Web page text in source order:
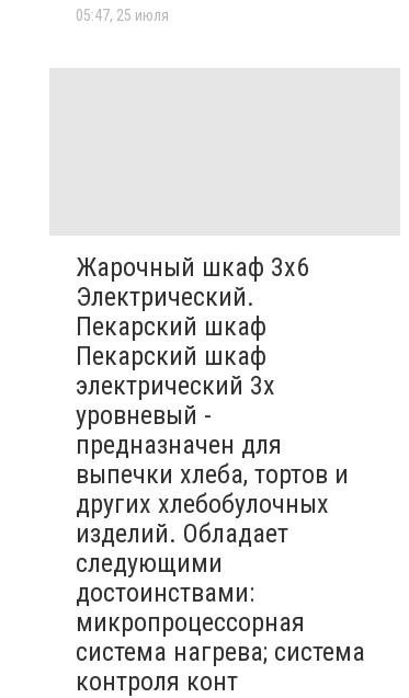
05:47, 25 июля
Жарочный шкаф 3х6
Электрический.
Пекарский шкаф
Пекарский шкаф
электрический 3х
уровневый -
предназначен для
выпечки хлеба, тортов и
других хлебобулочных
изделий. Обладает
следующими
достоинствами:
микропроцессорная
система нагрева; система
контроля конт